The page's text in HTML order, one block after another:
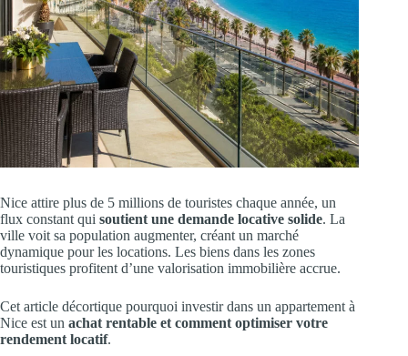
Nice attire plus de 5 millions de touristes chaque année, un
flux constant qui soutient une demande locative solide. La
ville voit sa population augmenter, créant un marché
dynamique pour les locations. Les biens dans les zones
touristiques profitent d’une valorisation immobilière accrue.
Cet article décortique pourquoi investir dans un appartement à
Nice est un achat rentable et comment optimiser votre
rendement locatif.